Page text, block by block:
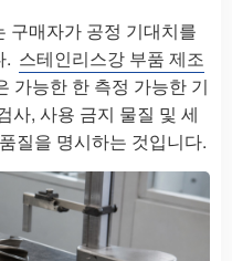
구매자가 공정 기대치를
. 스테인리스강 부품 제조
가능한 한 측정 가능한 기
사, 사용 금지 물질 및 세
질을 명시하는 것입니다.